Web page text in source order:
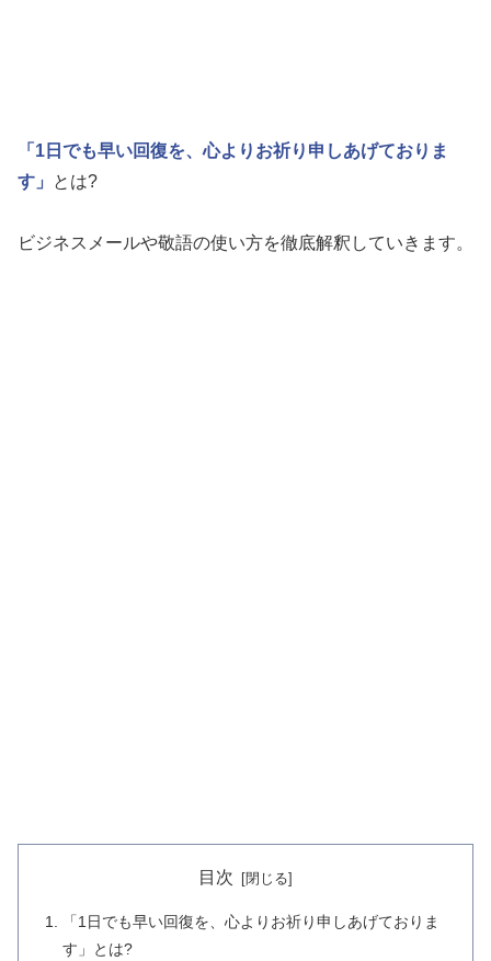
「1日でも早い回復を、心よりお祈り申しあげておりま
す」
とは?
ビジネスメールや敬語の使い方を徹底解釈していきます。
目次
「1日でも早い回復を、心よりお祈り申しあげておりま
す」とは?